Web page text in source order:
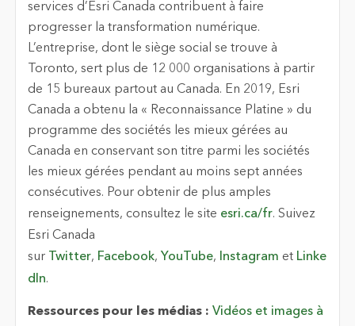
services d’Esri Canada contribuent à faire
progresser la transformation numérique.
L’entreprise, dont le siège social se trouve à
Toronto, sert plus de 12 000 organisations à partir
de 15 bureaux partout au Canada. En 2019, Esri
Canada a obtenu la « Reconnaissance Platine » du
programme des sociétés les mieux gérées au
Canada en conservant son titre parmi les sociétés
les mieux gérées pendant au moins sept années
consécutives. Pour obtenir de plus amples
renseignements, consultez le site esri.ca/fr. Suivez
Esri Canada
sur
Twitter, Facebook, YouTube, Instagram et Linke
dIn.
Ressources pour les médias : Vidéos et images à